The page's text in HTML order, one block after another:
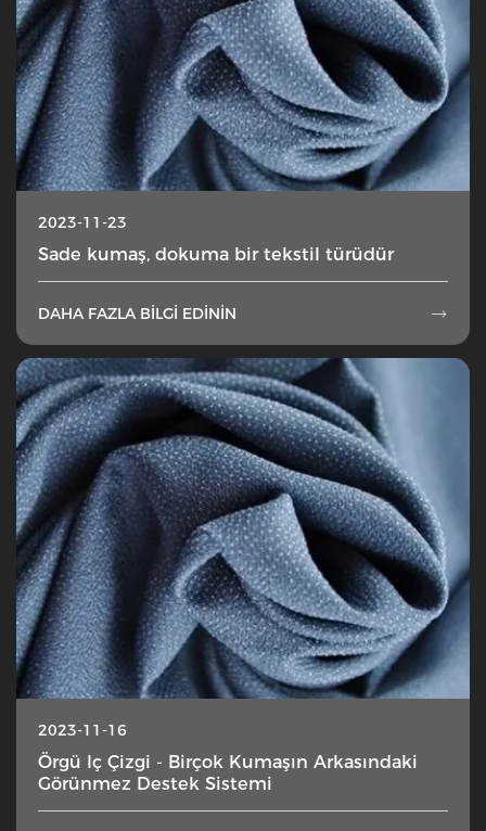
2023-11-23
Sade kumaş, dokuma bir tekstil türüdür
DAHA FAZLA BILGI EDININ 
2023-11-16
Örgü Iç Çizgi - Birçok Kumaşın Arkasındaki
Görünmez Destek Sistemi